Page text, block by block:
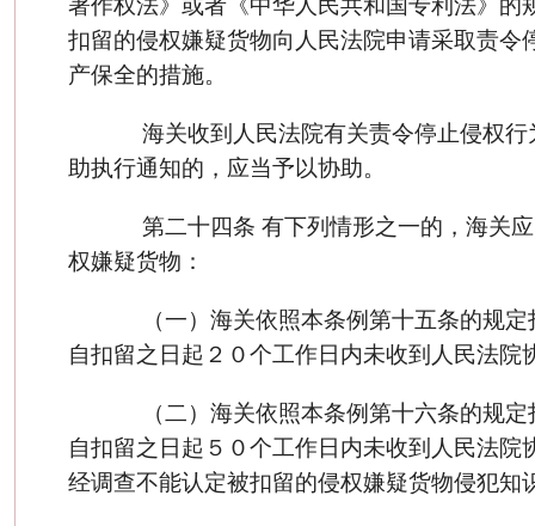
著作权法》或者《中华人民共和国专利法》的
扣留的侵权嫌疑货物向人民法院申请采取责令
产保全的措施。
海关收到人民法院有关责令停止侵权行
助执行通知的，应当予以协助。
第二十四条 有下列情形之一的，海关应
权嫌疑货物：
（一）海关依照本条例第十五条的规定
自扣留之日起２０个工作日内未收到人民法院
（二）海关依照本条例第十六条的规定
自扣留之日起５０个工作日内未收到人民法院
经调查不能认定被扣留的侵权嫌疑货物侵犯知